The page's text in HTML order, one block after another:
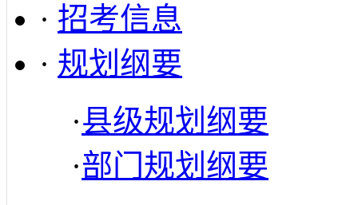
· 招考信息
· 规划纲要
·县级规划纲要
·部门规划纲要